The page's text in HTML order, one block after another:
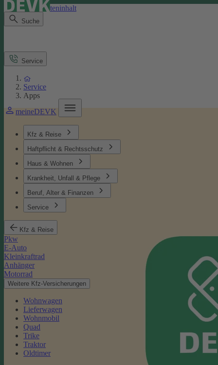
Direkt zum Seiteninhalt
Suche
meineDEVK
Kfz & Reise
Haftpflicht & Rechtsschutz
Haus & Wohnen
Krankheit, Unfall & Pflege
Beruf, Alter & Finanzen
Service
Kfz & Reise
Pkw
E-Auto
Kleinkraftrad
Anhänger
Motorrad
Weitere Kfz-Versicherungen
Wohnwagen
Lieferwagen
Wohnmobil
Quad
Trike
Traktor
Oldtimer
Service
Service
Apps